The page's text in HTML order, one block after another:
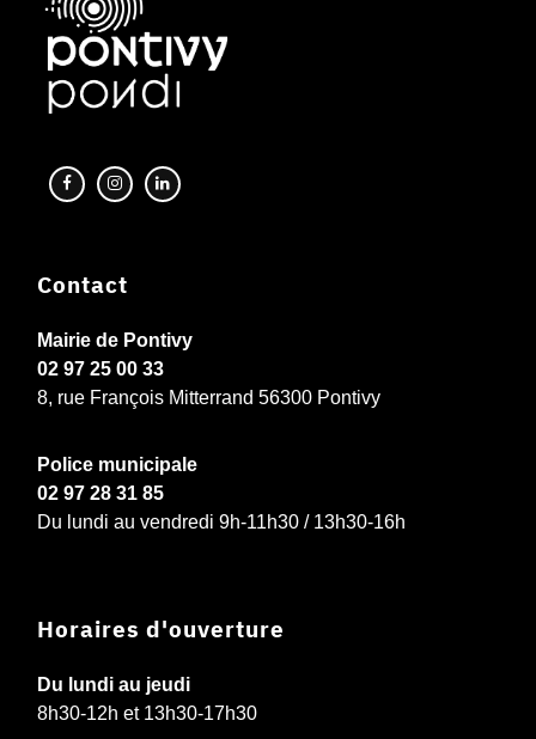
Contact
Mairie de Pontivy
02 97 25 00 33
8, rue François Mitterrand 56300 Pontivy
Police municipale
02 97 28 31 85
Du lundi au vendredi 9h-11h30 / 13h30-16h
Horaires d'ouverture
Du lundi au jeudi
8h30-12h et 13h30-17h30